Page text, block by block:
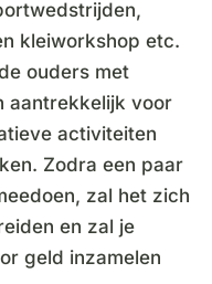
kleiworkshop etc.
ouders met
aantrekkelijk voor
activiteiten
Zodra een paar
zal het zich
en zal je
geld inzamelen